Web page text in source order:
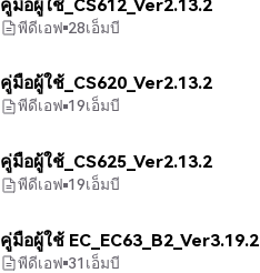
คู่มือผู้ใช้_CS612_Ver2.13.2
พีดีเอฟ 28เอ็มบี
คู่มือผู้ใช้_CS620_Ver2.13.2
พีดีเอฟ 19เอ็มบี
คู่มือผู้ใช้_CS625_Ver2.13.2
พีดีเอฟ 19เอ็มบี
คู่มือผู้ใช้ EC_EC63_B2_Ver3.19.2
พีดีเอฟ 31เอ็มบี